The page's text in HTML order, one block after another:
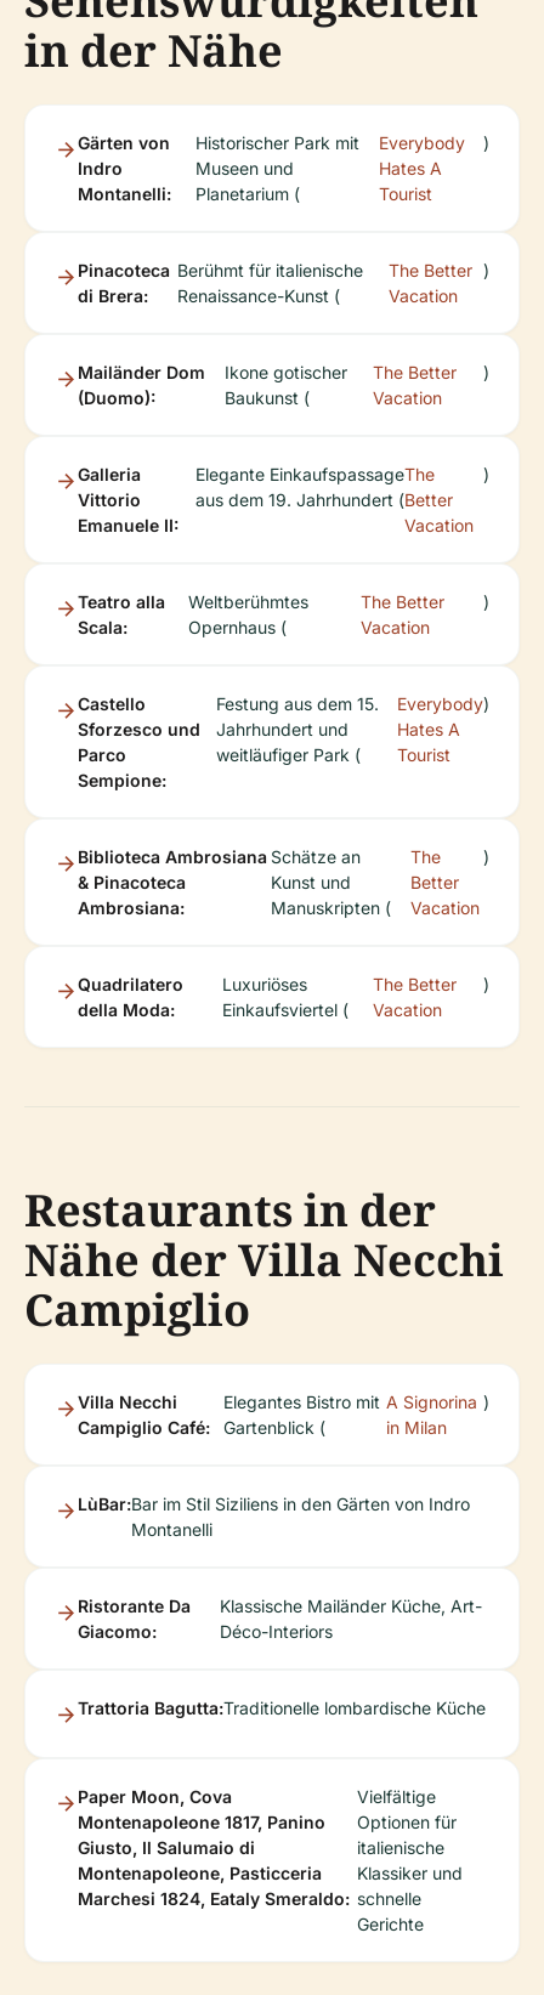
in der Nähe
Gärten von
Indro
Montanelli:
Historischer Park mit
Museen und
Planetarium (
Everybody
Hates A
Tourist
)
Pinacoteca
di Brera:
Berühmt für italienische
Renaissance-Kunst (
The Better
Vacation
)
Mailänder Dom
(Duomo):
Ikone gotischer
Baukunst (
The Better
Vacation
)
Galleria
Vittorio
Emanuele II:
Elegante Einkaufspassage
aus dem 19. Jahrhundert (
The
Better
Vacation
)
Teatro alla
Scala:
Weltberühmtes
Opernhaus (
The Better
Vacation
)
Castello
Sforzesco und
Parco
Sempione:
Festung aus dem 15.
Jahrhundert und
weitläufiger Park (
Everybody
Hates A
Tourist
)
Biblioteca Ambrosiana
& Pinacoteca
Ambrosiana:
Schätze an
Kunst und
Manuskripten (
The
Better
Vacation
)
Quadrilatero
della Moda:
Luxuriöses
Einkaufsviertel (
The Better
Vacation
)
Restaurants in der
Nähe der Villa Necchi
Campiglio
Villa Necchi
Campiglio Café:
Elegantes Bistro mit
Gartenblick (
A Signorina
in Milan
)
LùBar:Bar im Stil Siziliens in den Gärten von Indro
Montanelli
Ristorante Da
Giacomo:
Klassische Mailänder Küche, Art-
Déco-Interiors
Trattoria Bagutta:Traditionelle lombardische Küche
Paper Moon, Cova
Montenapoleone 1817, Panino
Giusto, Il Salumaio di
Montenapoleone, Pasticceria
Marchesi 1824, Eataly Smeraldo:
Vielfältige
Optionen für
italienische
Klassiker und
schnelle
Gerichte